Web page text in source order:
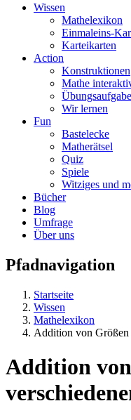
Wissen
Mathelexikon
Einmaleins-
Karteikarten
Action
Konstruktionen
Mathe
Wir lernen
Fun
Bastelecke
Matherätsel
Quiz
Spiele
Witziges und
Bücher
Blog
Umfrage
Über uns
Pfadnavigation
Startseite
Wissen
Mathelexikon
Addition von Größen
Addition